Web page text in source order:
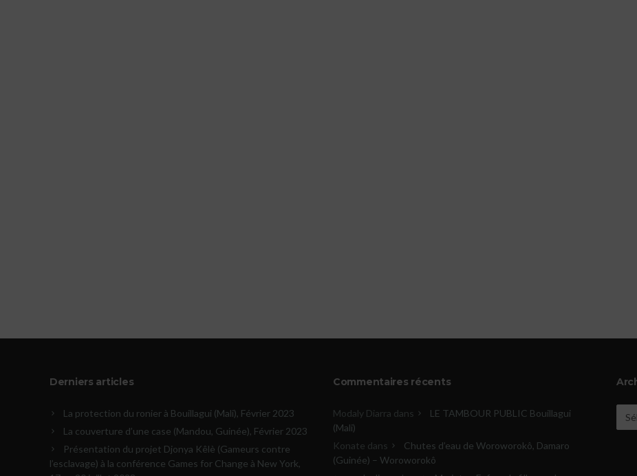
Derniers articles
La protection du ronier à Bouillagui (Mali), Février 2023
La couverture d’une case (Mandou, Guinée), Février 2023
Présentation du projet Djonya Kêlè (Gameurs contre
l’esclavage) à la conférence Games for Change à New York,
Commentaires récents
Modaly Diarra dans
LE TAMBOUR PUBLIC Bouillagui
(Mali)
Konate dans
Chutes d’eau de Woroworokô, Damaro
(Guinée) – Woroworokô